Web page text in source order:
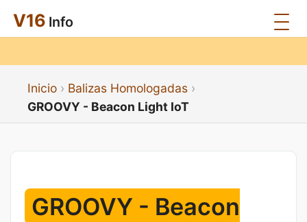
V16 Info
Inicio
Balizas Homologadas
GROOVY - Beacon Light IoT
GROOVY - Beacon